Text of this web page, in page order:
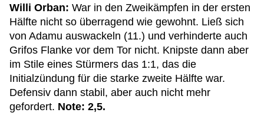
Willi Orban: War in den Zweikämpfen in der ersten
Hälfte nicht so überragend wie gewohnt. Ließ sich
von Adamu auswackeln (11.) und verhinderte auch
Grifos Flanke vor dem Tor nicht. Knipste dann aber
im Stile eines Stürmers das 1:1, das die
Initialzündung für die starke zweite Hälfte war.
Defensiv dann stabil, aber auch nicht mehr
gefordert. Note: 2,5.